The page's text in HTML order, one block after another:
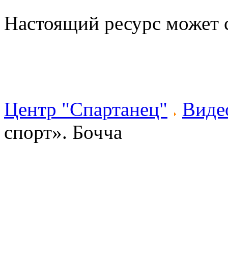
Настоящий ресурс может
Центр "Спартанец"
спорт». Бочча